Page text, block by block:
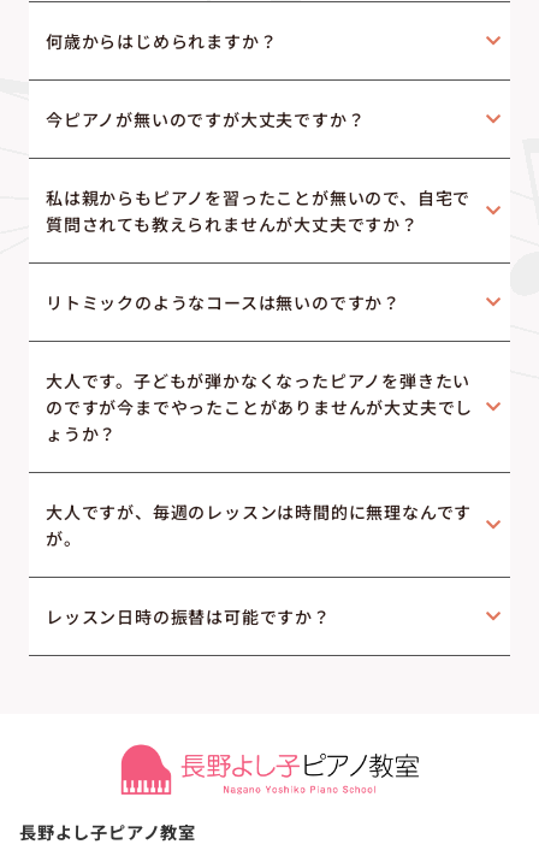
何歳からはじめられますか？
今ピアノが無いのですが大丈夫ですか？
私は親からもピアノを習ったことが無いので、自宅で
質問されても教えられませんが大丈夫ですか？
リトミックのようなコースは無いのですか？
大人です。子どもが弾かなくなったピアノを弾きたい
のですが今までやったことがありませんが大丈夫でし
ょうか？
大人ですが、毎週のレッスンは時間的に無理なんです
が。
レッスン日時の振替は可能ですか？
長野よし子ピアノ教室